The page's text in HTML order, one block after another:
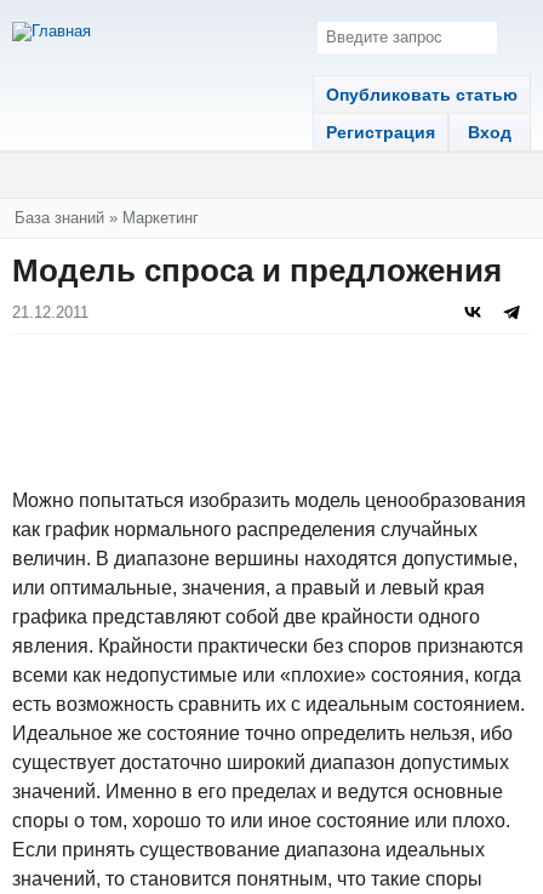
Опубликовать статью
Регистрация
Вход
Вы здесь
База знаний » Маркетинг
Модель спроса и предложения
21.12.2011
Можно попытаться изобразить модель ценообразования
как график нормального распределения случайных
величин. В диапазоне вершины находятся допустимые,
или оптимальные, значения, а правый и левый края
графика представляют собой две крайности одного
явления. Крайности практически без споров признаются
всеми как недопустимые или «плохие» состояния, когда
есть возможность сравнить их с идеальным состоянием.
Идеальное же состояние точно определить нельзя, ибо
существует достаточно широкий диапазон допустимых
значений. Именно в его пределах и ведутся основные
споры о том, хорошо то или иное состояние или плохо.
Если принять существование диапазона идеальных
значений, то становится понятным, что такие споры